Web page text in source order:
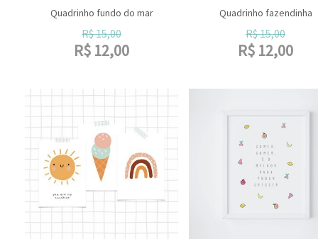
Quadrinho fundo do mar
R$15,00
R$ 12,00
Quadrinho fazendinha
R$15,00
R$ 12,00